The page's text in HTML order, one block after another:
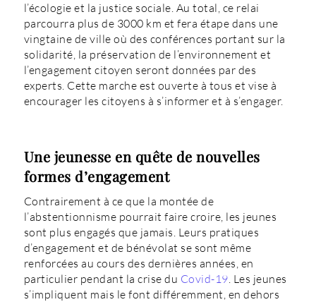
l’écologie et la justice sociale. Au total, ce relai
parcourra plus de 3000 km et fera étape dans une
vingtaine de ville où des conférences portant sur la
solidarité, la préservation de l’environnement et
l’engagement citoyen seront données par des
experts. Cette marche est ouverte à tous et vise à
encourager les citoyens à s’informer et à s’engager.
Une jeunesse en quête de nouvelles
formes d’engagement
Contrairement à ce que la montée de
l’abstentionnisme pourrait faire croire, les jeunes
sont plus engagés que jamais. Leurs pratiques
d’engagement et de bénévolat se sont même
renforcées au cours des dernières années, en
particulier pendant la crise du Covid-19. Les jeunes
s’impliquent mais le font différemment, en dehors